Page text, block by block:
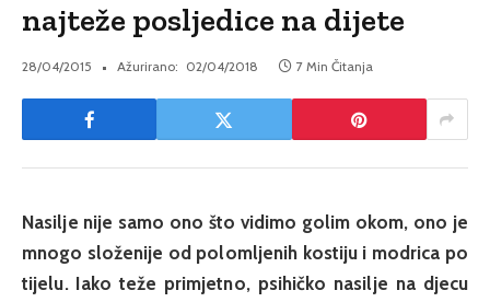
najteže posljedice na dijete
28/04/2015 Ažurirano: 02/04/2018 7 Min Čitanja
Nasilje nije samo ono što vidimo golim okom, ono je
mnogo složenije od polomljenih kostiju i modrica po
tijelu. Iako teže primjetno, psihičko nasilje na djecu